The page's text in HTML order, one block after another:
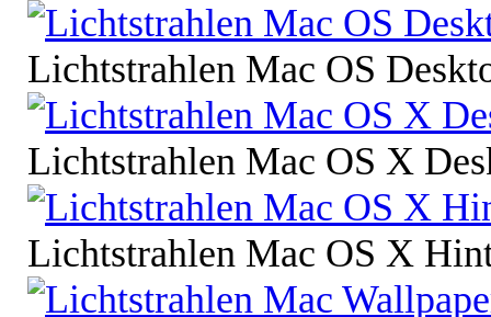
Lichtstrahlen Mac OS
Lichtstrahlen Mac OS X
Lichtstrahlen Mac OS X